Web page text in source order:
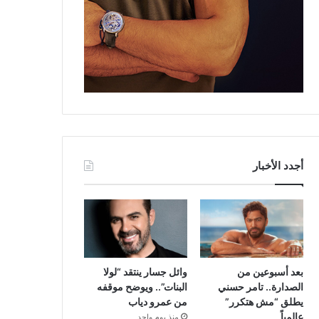
أجدد الأخبار
بعد أسبوعين من
الصدارة.. تامر حسني
يطلق “مش هتكرر”
عالمياً
وائل جسار ينتقد “لولا
البنات”.. ويوضح موقفه
من عمرو دياب
منذ يوم واحد